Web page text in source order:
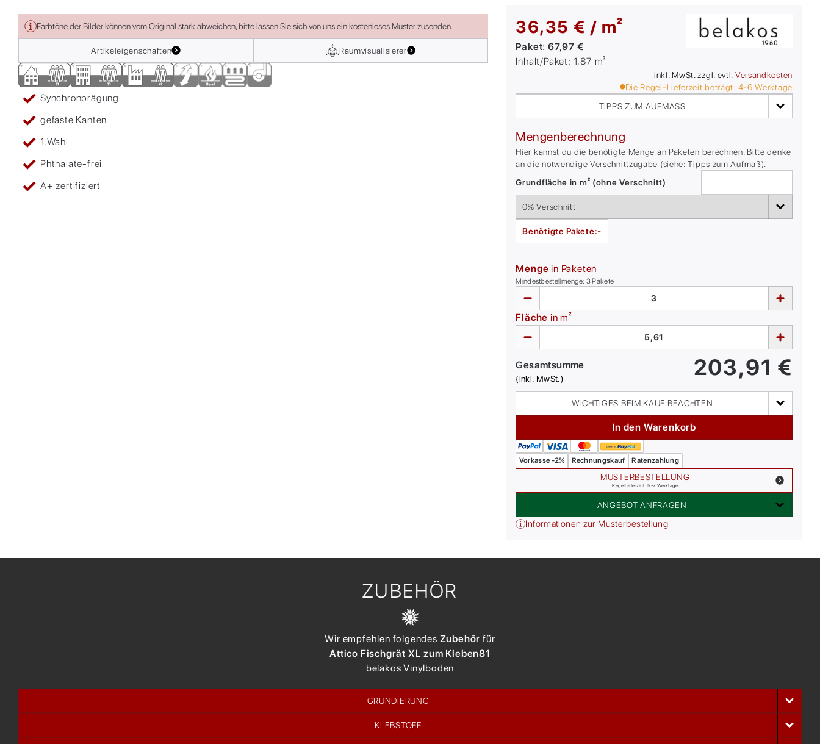
Farbtöne der Bilder können vom Original stark abweichen, bitte lassen Sie sich von uns ein kostenloses Muster zusenden.
Artikeleigenschaften Raumvisualisierer
Synchronprägung
gefaste Kanten
1.Wahl
Phthalate-frei
A+ zertifiziert
36,35 € / m²
Paket: 67,97 €
Inhalt/Paket: 1,87 m²
inkl. MwSt. zzgl. evtl. Versandkosten
Die Regel-Lieferzeit beträgt: 4-6 Werktage
TIPPS ZUM AUFMASS
Mengenberechnung
Hier kannst du die benötigte Menge an Paketen berechnen. Bitte denke
an die notwendige Verschnittzugabe (siehe: Tipps zum Aufmaß).
Grundfläche in m² (ohne Verschnitt)
Benötigte Pakete:-
Menge in Paketen
Mindestbestellmenge: 3Pakete
Fläche in m²
Gesamtsumme
(inkl. MwSt.) 203,91 €
WICHTIGES BEIM KAUF BEACHTEN
In den Warenkorb
Vorkasse -2% Rechnungskauf Ratenzahlung
MUSTERBESTELLUNG
Regellieferzeit: 5-7 Werktage
ANGEBOT ANFRAGEN
Informationen zur Musterbestellung
ZUBEHÖR
Wir empfehlen folgendes Zubehör für
Attico Fischgrät XL zum Kleben81
belakosVinylboden
GRUNDIERUNG
KLEBSTOFF